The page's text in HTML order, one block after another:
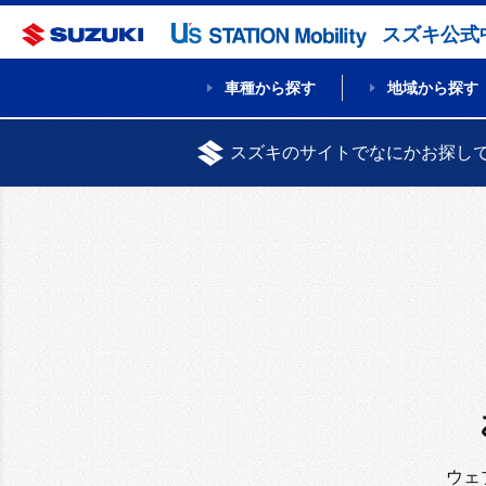
スズキ公式
車種から探す 地域から探す
スズキのサイトでなにかお探し
ウェ